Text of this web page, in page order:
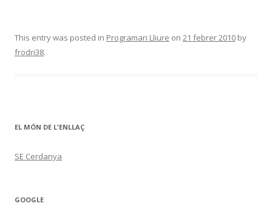
This entry was posted in Programari Lliure on 21 febrer 2010 by
frodri38.
EL MÓN DE L'ENLLAÇ
SE Cerdanya
GOOGLE